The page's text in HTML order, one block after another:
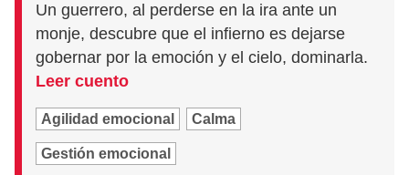
Un guerrero, al perderse en la ira ante un
monje, descubre que el infierno es dejarse
gobernar por la emoción y el cielo, dominarla.
Leer cuento
Agilidad emocional Calma
Gestión emocional